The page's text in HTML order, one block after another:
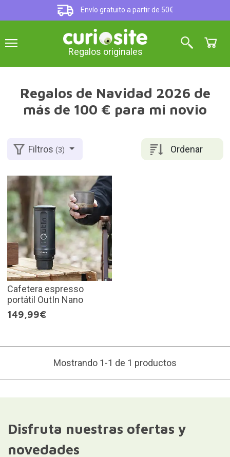
Envío gratuito a partir de 50€
Regalos originales
Regalos de Navidad 2026 de
más de 100 € para mi novio
Ordenar
Filtros(3)
Cafetera espresso
portátil OutIn Nano
149,99€
Mostrando 1-1 de 1 productos
Disfruta nuestras ofertas y
novedades